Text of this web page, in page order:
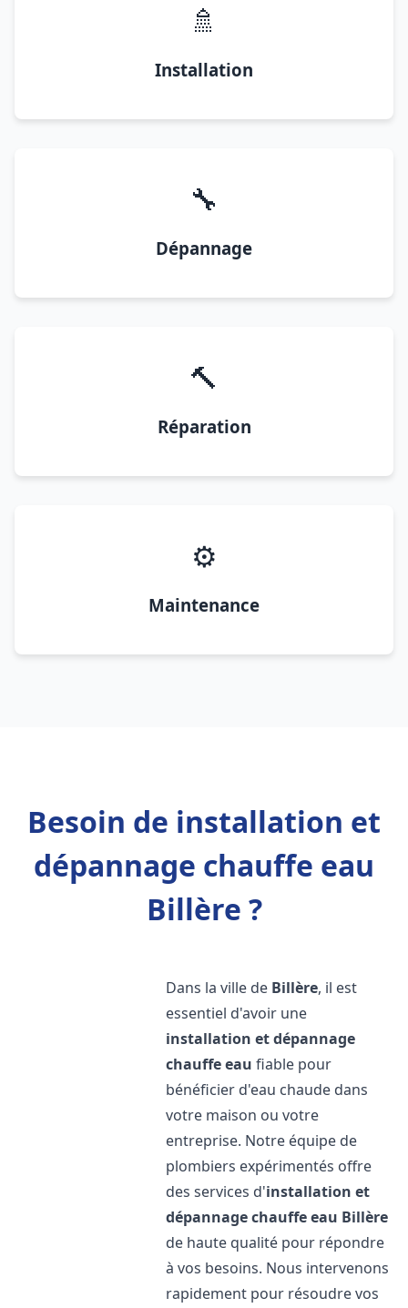
🚿
Installation
🔧
Dépannage
🔨
Réparation
⚙️
Maintenance
Besoin de installation et
dépannage chauffe eau
Billère ?
Dans la ville de Billère, il est
essentiel d'avoir une
installation et dépannage
chauffe eau fiable pour
bénéficier d'eau chaude dans
votre maison ou votre
entreprise. Notre équipe de
plombiers expérimentés offre
des services d'installation et
dépannage chauffe eau Billère
de haute qualité pour répondre
à vos besoins. Nous intervenons
rapidement pour résoudre vos